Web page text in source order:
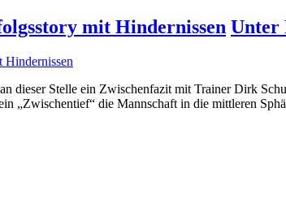
mit Hindernissen Unter
dieser Stelle ein Zwischenfazit mit Trainer Dirk
„Zwischentief“ die Mannschaft in die mittleren